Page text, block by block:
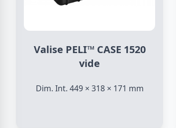
Valise PELI™ CASE 1520
vide
Dim. Int. 449 × 318 × 171 mm